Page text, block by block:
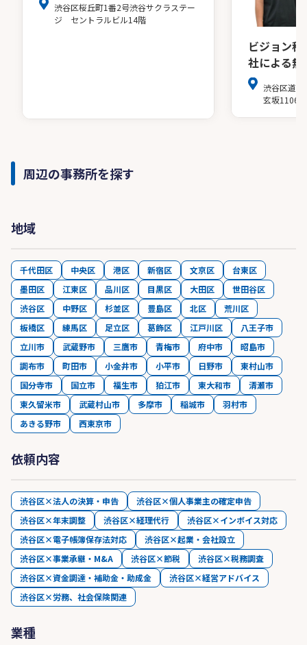
渋谷区桜丘町1番2号渋谷サクラステー
ジ セントラルビル14階
ビジョン
社による無
渋谷区道
玄坂1106
周辺の事務所を探す
地域
千代田区 中央区 港区 新宿区 文京区
台東区
墨田区
江東区 品川区 目黒区 大田区
世田谷区
渋谷区
中野区 杉並区 豊島区 北区
荒川区
板橋区
練馬区 足立区 葛飾区 江戸川区
八王子市
立川市
武蔵野市 三鷹市 青梅市 府中市
昭島市
調布市
町田市 小金井市 小平市 日野市
東村山市
国分寺市
国立市 福生市 狛江市 東大和市
清瀬市
東久留米市
武蔵村山市 多摩市 稲城市
羽村市
あきる野市
西東京市
依頼内容
渋谷区×法人の決算・申告
渋谷区×個人事業主の確定申告
渋谷区×年末調整
渋谷区×経理代行
渋谷区×インボイス対応
渋谷区×電子帳簿保存法対応
渋谷区×起業・会社設立
渋谷区×事業承継・M&A
渋谷区×節税
渋谷区×税務調査
渋谷区×資金調達・補助金・助成金
渋谷区×経営アドバイス
渋谷区×労務、社会保険関連
業種